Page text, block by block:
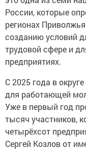
России, которые
регионах
созданию условий
трудовой сфере и
предприятиях.
С 2025 года в
для работающей
Уже в первый год
тысяч участников,
четырёхсот
Сергей Козлов от